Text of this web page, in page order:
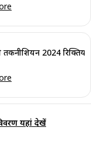
पाएं 10% की छूट
2024 रिक्तियां
यहां देखें